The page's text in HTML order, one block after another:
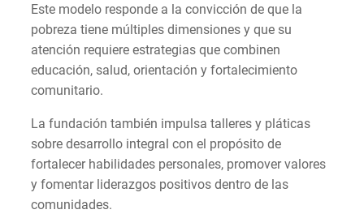
Este modelo responde a la convicción de que la
pobreza tiene múltiples dimensiones y que su
atención requiere estrategias que combinen
educación, salud, orientación y fortalecimiento
comunitario.
La fundación también impulsa talleres y pláticas
sobre desarrollo integral con el propósito de
fortalecer habilidades personales, promover valores
y fomentar liderazgos positivos dentro de las
comunidades.